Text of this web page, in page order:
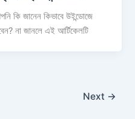
কি জানেন কিভাবে উইন্ডোজে
না জানলে এই আর্টিকেলটি
Next →